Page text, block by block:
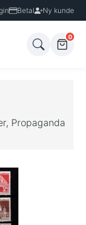
Betal Ny kunde
0
Propaganda